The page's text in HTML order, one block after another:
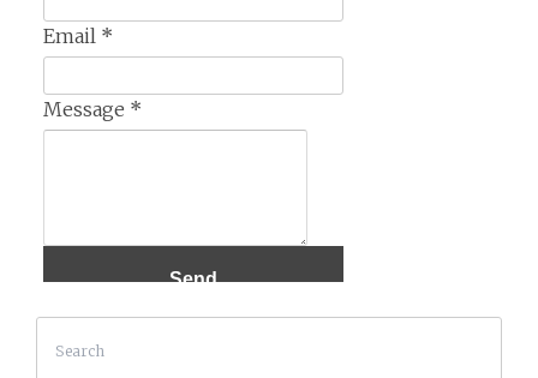
Email *
Message *